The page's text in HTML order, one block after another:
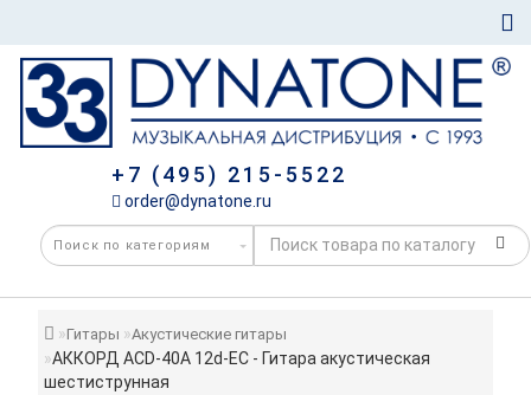
+7 (495) 215-5522
order@dynatone.ru
Гитары Акустические гитары
АККОРД ACD-40A 12d-EC - Гитара акустическая
шестиструнная